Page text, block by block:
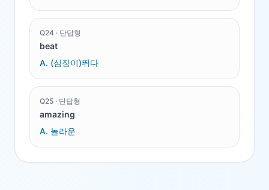
Q24 · 단답형
beat
A. (심장이)뛰다
Q25 · 단답형
amazing
A. 놀라운